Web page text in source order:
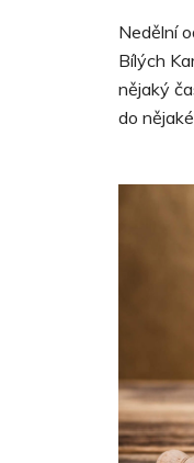
Nedělní
Bílých
nějaký
do